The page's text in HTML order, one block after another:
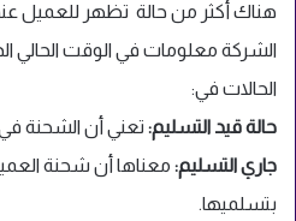
الشركة معلومات في الوقت الحالي
الحالات في:
حالة قيد التسليم: تعني أن الشحنة
جاري التسليم: معناها أن شحنة
بتسلميها.